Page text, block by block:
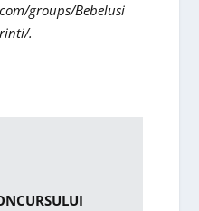
groups/Bebelusi
.